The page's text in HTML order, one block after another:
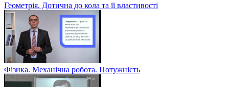
Геометрія. Дотична до кола та її властивості
Фізика. Механічна робота. Потужність